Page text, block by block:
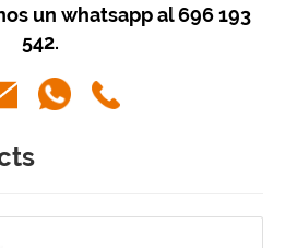
un whatsapp al 696 193
542.